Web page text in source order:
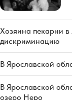
Хозяина пекарни в
дискриминацию
В Ярославской
В Ярославской
озеро Неро